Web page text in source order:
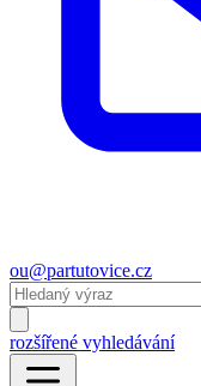
ou@partutovice.cz
rozšířené vyhledávání